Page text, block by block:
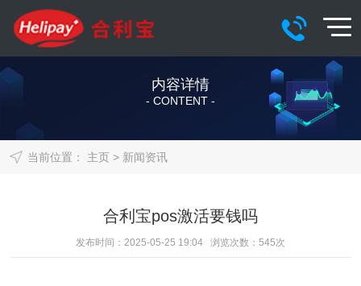
内容详情
- CONTENT -
当前位置： 主页> 新闻资讯
合利宝pos激活要钱吗
发布时间：2025-05-25 19:04 浏览次数： 545次